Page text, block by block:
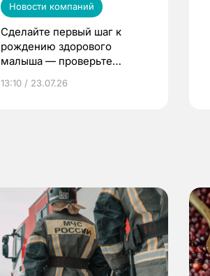
Новости компаний
Сделайте первый шаг к
рождению здорового
малыша — проверьте
по ОМС!
13:10 / 23.07.26